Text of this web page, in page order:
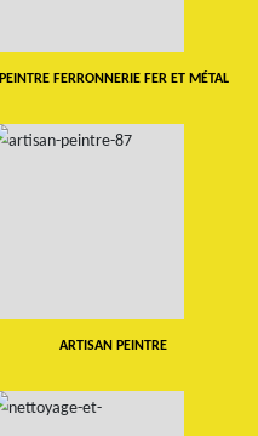
PEINTRE FERRONNERIE FER ET MÉTAL
ARTISAN PEINTRE